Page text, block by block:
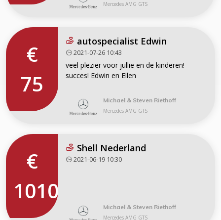
Mercedes AMG GTS
€
75
autospecialist Edwin
2021-07-26 10:43
veel plezier voor jullie en de kinderen!
succes! Edwin en Ellen
Michael & Steven Riethoff
Mercedes AMG GTS
€
1010
Shell Nederland
2021-06-19 10:30
Michael & Steven Riethoff
Mercedes AMG GTS